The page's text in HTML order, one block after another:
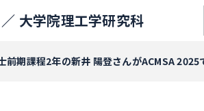
大学院理工学研究科
前期課程2年の新井 陽登さんがACMSA